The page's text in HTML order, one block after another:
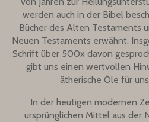
werden auch in der Bibel
Bücher des Alten Testaments
Neuen Testaments erwähnt.
Schrift über 500x davon
gibt uns einen wertvollen
ätherische Öle für
In der heutigen modernen
ursprünglichen Mittel aus der